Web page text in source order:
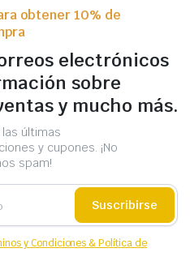
obtener 10% de
electrónicos
sobre
y mucho más.
últimas
y cupones. ¡No
spam!
Suscribirse
y Condiciones & Política de